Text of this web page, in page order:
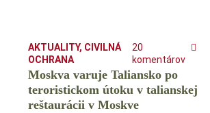
AKTUALITY, CIVILNÁ
OCHRANA
20
komentárov
Moskva varuje Taliansko po
teroristickom útoku v talianskej
reštaurácii v Moskve